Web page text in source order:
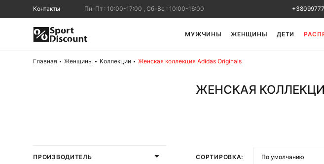
МУЖЧИНЫ ЖЕНЩИНЫ ДЕТИ
Контакты Пн-Пт : 10:00-17:00 , Сб-Вс : 10:00-16:00
Главная Женщины Коллекции Женская коллекция Adidas Originals
ЖЕНСКАЯ КОЛЛЕКЦИЯ
ПРОИЗВОДИТЕЛЬ СОРТИРОВКА: